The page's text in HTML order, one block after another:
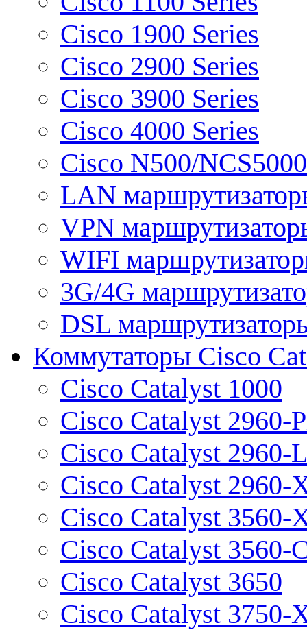
Cisco 1900 Series
Cisco 2900 Series
Cisco 3900 Series
Cisco 4000 Series
Cisco N500/
LAN
VPN
WIFI
3G/4G
DSL
Коммутаторы Cisco
Cisco Catalyst 1000
Cisco Catalyst 2960-
Cisco Catalyst 2960-L
Cisco Catalyst 2960-
Cisco Catalyst 3560-
Cisco Catalyst 3560-
Cisco Catalyst 3650
Cisco Catalyst 3750-